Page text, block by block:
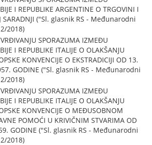
I REPUBLIKE ARGENTINE O TRGOVINI I
SARADNJI ("Sl. glasnik RS - Međunarodni
2018)
SPORAZUMA IZMEĐU
I REPUBLIKE ITALIJE O OLAKŠANJU
KONVENCIJE O EKSTRADICIJI OD 13.
GODINE ("Sl. glasnik RS - Međunarodni
2018)
SPORAZUMA IZMEĐU
I REPUBLIKE ITALIJE O OLAKŠANJU
KONVENCIJE O MEĐUSOBNOM
POMOĆI U KRIVIČNIM STVARIMA OD
GODINE ("Sl. glasnik RS - Međunarodni
2018)